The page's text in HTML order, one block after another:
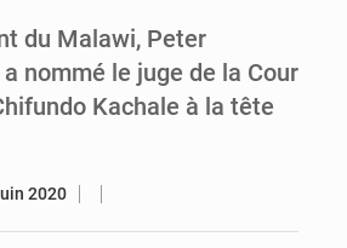
du Malawi, Peter
nommé le juge de la Cour
Kachale à la tête
2020